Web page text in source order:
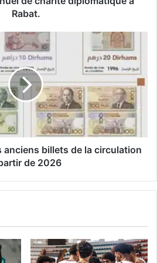
Rabat.
anciens billets de la circulation
de 2026